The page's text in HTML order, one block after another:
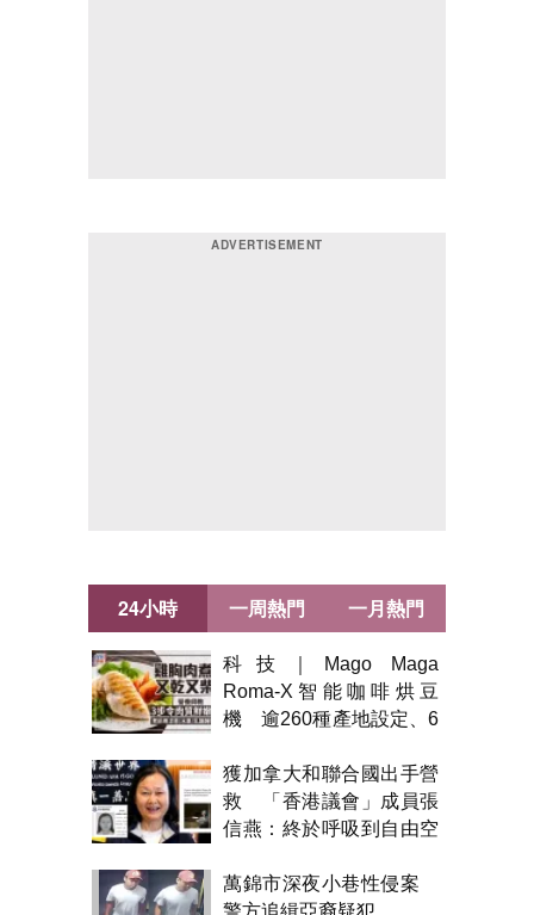
24小時
科技｜Mago Maga
Roma-X智能咖啡烘豆
機 逾260種產地設定、6
獲加拿大和聯合國出手營
救 「香港議會」成員張
信燕：終於呼吸到自由空
萬錦市深夜小巷性侵案
警方追緝亞裔疑犯
一周熱門 一月熱門